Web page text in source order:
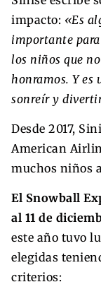
impacto: «Es
importante para
los niños que
honramos. Y es
sonreír y
Desde 2017,
American
muchos niños
El Snowball
al 11 de
este año tuvo
elegidas
criterios: